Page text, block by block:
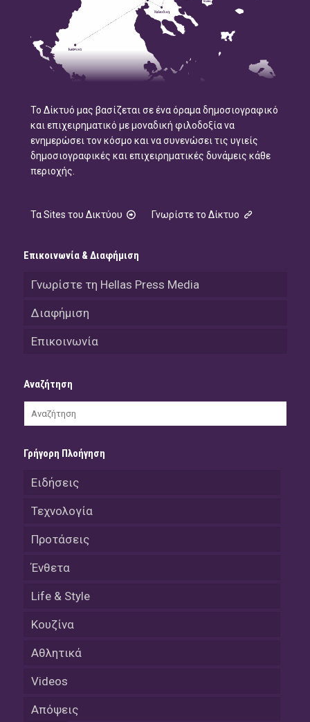
Το Δίκτυό μας βασίζεται σε ένα όραμα δημοσιογραφικό
και επιχειρηματικό με μοναδική φιλοδοξία να
ενημερώσει τον κόσμο και να συνενώσει τις υγιείς
δημοσιογραφικές και επιχειρηματικές δυνάμεις κάθε
περιοχής.
Τα Sites του Δικτύου Γνωρίστε το Δίκτυο
Επικοινωνία & Διαφήμιση
Γνωρίστε τη Hellas Press Media
Διαφήμιση
Επικοινωνία
Αναζήτηση
Γρήγορη Πλοήγηση
Ειδήσεις
Τεχνολογία
Προτάσεις
Ένθετα
Life & Style
Κουζίνα
Αθλητικά
Videos
Απόψεις